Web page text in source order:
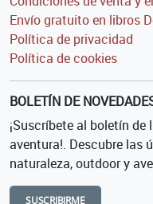
Envío gratuito en libros
Política de privacidad
Política de cookies
BOLETÍN DE
¡Suscríbete al boletín
aventura!. Descubre las
naturaleza, outdoor y
SUSCRIBIRME